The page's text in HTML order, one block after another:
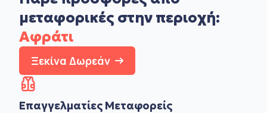
μεταφορικές στην περιοχή:
Αφράτι
Ξεκίνα Δωρεάν
Επαγγελματίες Μεταφορείς